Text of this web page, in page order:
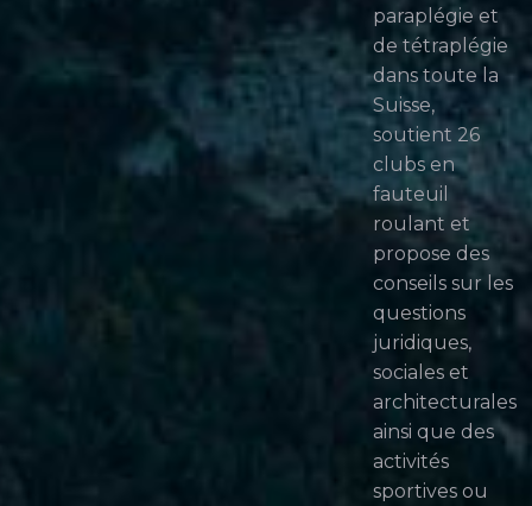
paraplégie et
de tétraplégie
dans toute la
Suisse,
soutient 26
clubs en
fauteuil
roulant et
propose des
conseils sur les
questions
juridiques,
sociales et
architecturales
ainsi que des
activités
sportives ou